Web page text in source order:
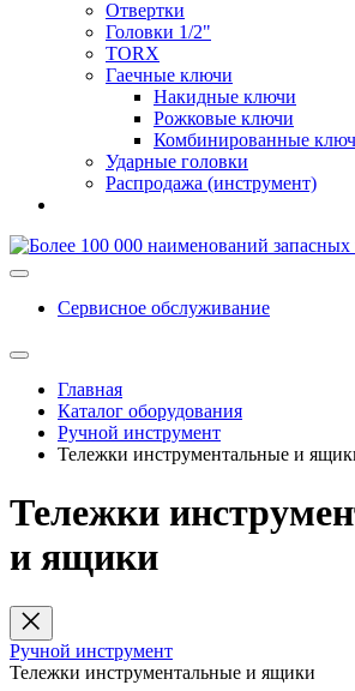
Отвертки
Головки 1/2"
TORX
Гаечные ключи
Накидные ключи
Рожковые ключи
Комбинированные
Ударные головки
Распродажа (инструмент)
Сервисное обслуживание
Главная
Каталог оборудования
Ручной инструмент
Тележки инструментальные и
Тележки
и ящики
Ручной инструмент
Тележки инструментальные и ящики